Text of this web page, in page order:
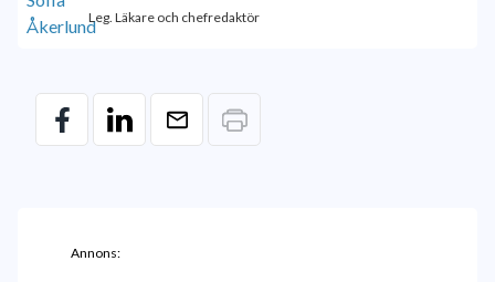
Leg. Läkare och chefredaktör
Annons: